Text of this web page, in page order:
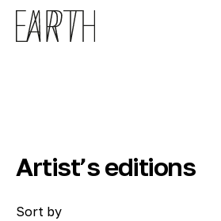
Skip to main content
Artist’s editions
Sort by